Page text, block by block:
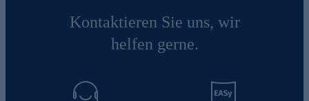
Kontaktieren Sie uns, wir
helfen gerne.